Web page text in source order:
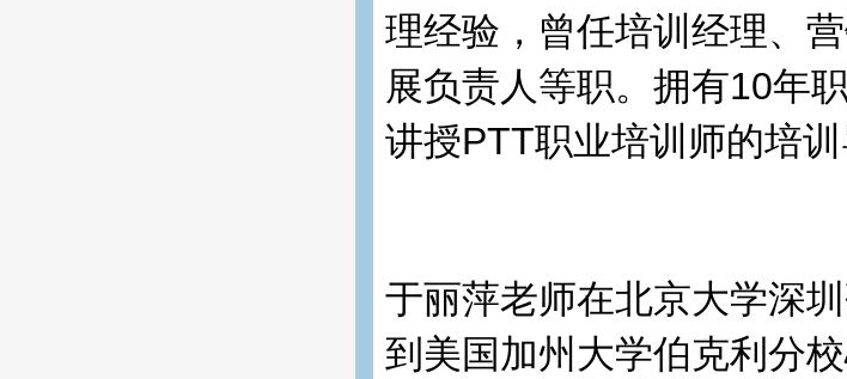
理经验，曾任培训经理、
展负责人等职。拥有10年
讲授PTT职业培训师的培训
于丽萍老师在北京大学深
到美国加州大学伯克利分